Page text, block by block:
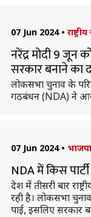
07 Jun 2024 •
नरेंद्र मोदी 9 जून
सरकार बनाने का
लोकसभा चुनाव के
गठबंधन (NDA) ने
07 Jun 2024 •
NDA में किस
देश में तीसरी बार
रही है। लोकसभा
पाई, इसलिए सरकार